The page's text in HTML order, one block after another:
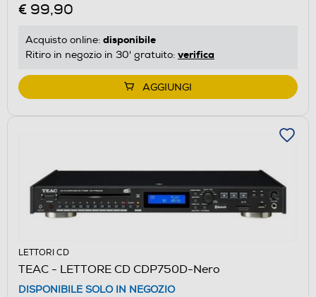
€ 99,90
Acquisto online: disponibile
Ritiro in negozio in 30' gratuito: verifica
AGGIUNGI
LETTORI CD
TEAC - LETTORE CD CDP750D-Nero
DISPONIBILE SOLO IN NEGOZIO